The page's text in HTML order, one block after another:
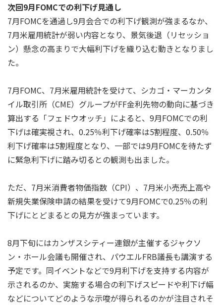
次回9月FOMCでの利下げ見通し
7月FOMCを通過し9月会合での利下げ観測が強まるなか、
7月米雇用統計が弱い内容となり、景気後退（リセッショ
ン）懸念の高まりで大幅利下げを織り込む動きとなりまし
た。
7月FOMC、7月米雇用統計を受けて、シカゴ・マーカンタ
イル取引所（CME）グループがFF金利先物の動向に基づき
算出する「フェドウオッチ」によると、9月FOMCでの利
下げは確実視され、0.25％利下げ確率は5割程度、0.50％
利下げ確率は5割程度となり、一部では9月FOMCを待たず
に緊急利下げに踏み切るとの観測も出ました。
ただ、7月米消費者物価指数（CPI）、7月米小売売上高や
新規失業保険申請の結果を受けて9月FOMCで0.25％の利
下げにとどまるとの見方が強まっています。
8月下旬にはカンザスシティー連銀が主催するジャクソ
ン・ホール会議も開催され、パウエルFRB議長も講演する
予定です。同イベントなどで9月利下げを支持する内容が
示されるのか、実施する場合の利下げスピードや利下げ幅
などについてどのような示唆が得られるのかが注目されそ